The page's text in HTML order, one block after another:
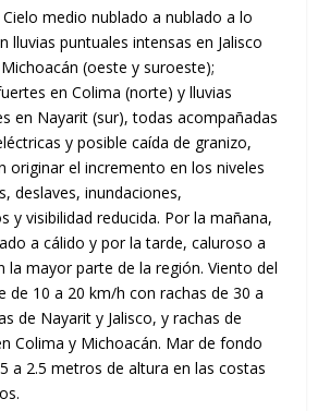
medio nublado a nublado a lo
lluvias puntuales intensas en Jalisco
(oeste y suroeste);
en Colima (norte) y lluvias
en Nayarit (sur), todas acompañadas
y posible caída de granizo,
originar el incremento en los niveles
deslaves, inundaciones,
y visibilidad reducida. Por la mañana,
a cálido y por la tarde, caluroso a
la mayor parte de la región. Viento del
de 10 a 20 km/h con rachas de 30 a
de Nayarit y Jalisco, y rachas de
Colima y Michoacán. Mar de fondo
a 2.5 metros de altura en las costas